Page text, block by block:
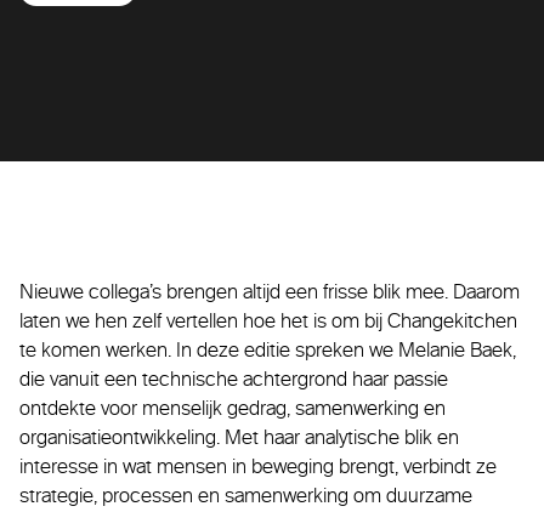
Nieuwe collega’s brengen altijd een frisse blik mee. Daarom
laten we hen zelf vertellen hoe het is om bij Changekitchen
te komen werken. In deze editie spreken we Melanie Baek,
die vanuit een technische achtergrond haar passie
ontdekte voor menselijk gedrag, samenwerking en
organisatieontwikkeling. Met haar analytische blik en
interesse in wat mensen in beweging brengt, verbindt ze
strategie, processen en samenwerking om duurzame